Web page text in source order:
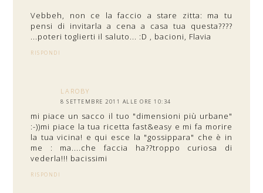
Vebbeh, non ce la faccio a stare zitta: ma tu
pensi di invitarla a cena a casa tua questa????
...poteri toglierti il saluto... :D , bacioni, Flavia
RISPONDI
LAROBY
8 SETTEMBRE 2011 ALLE ORE 10:34
mi piace un sacco il tuo "dimensioni più urbane"
:-))mi piace la tua ricetta fast&easy e mi fa morire
la tua vicina! e qui esce la "gossippara" che è in
me : ma....che faccia ha??troppo curiosa di
vederla!!! bacissimi
RISPONDI